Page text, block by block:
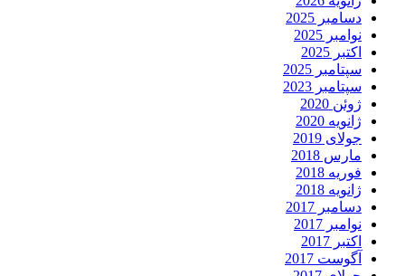
دسامبر 2025
نوامبر 2025
اکتبر 2025
سپتامبر 2025
سپتامبر 2023
ژوئن 2020
ژانویه 2020
جولای 2019
مارس 2018
فوریه 2018
ژانویه 2018
دسامبر 2017
نوامبر 2017
اکتبر 2017
آگوست 2017